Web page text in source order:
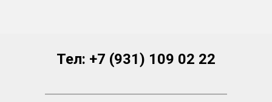
Тел: +7 (931) 109 02 22